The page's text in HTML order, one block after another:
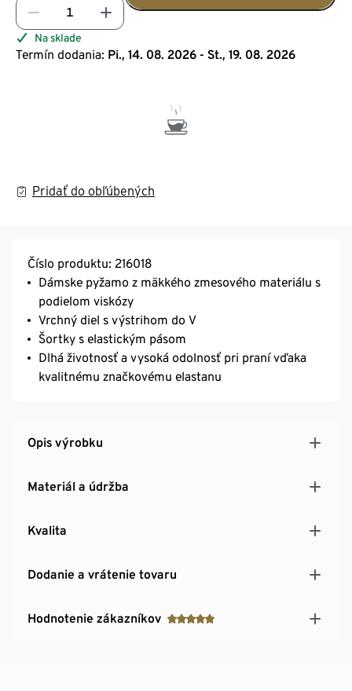
Na sklade
Termín dodania: Pi., 14. 08. 2026 - St., 19. 08. 2026
Pridať do obľúbených
Číslo produktu: 216018
Dámske pyžamo z mäkkého zmesového materiálu s
podielom viskózy
Vrchný diel s výstrihom do V
Šortky s elastickým pásom
Dlhá životnosť a vysoká odolnosť pri praní vďaka
kvalitnému značkovému elastanu
Opis výrobku
Materiál a údržba
Kvalita
Dodanie a vrátenie tovaru
Hodnotenie zákazníkov